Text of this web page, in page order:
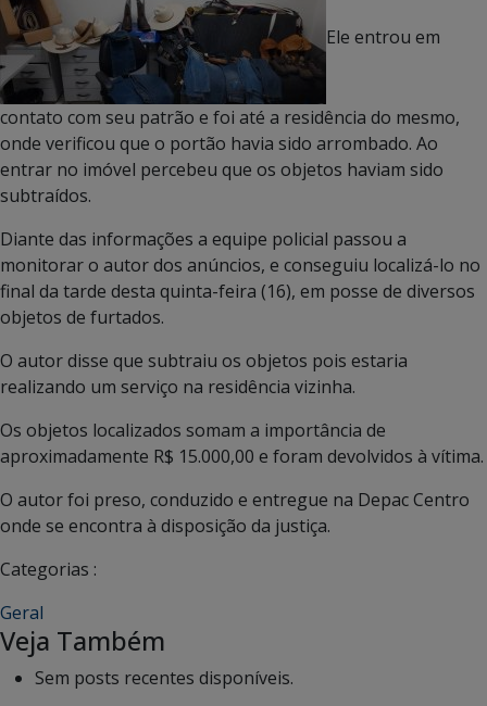
Ele entrou em
contato com seu patrão e foi até a residência do mesmo,
onde verificou que o portão havia sido arrombado. Ao
entrar no imóvel percebeu que os objetos haviam sido
subtraídos.
Diante das informações a equipe policial passou a
monitorar o autor dos anúncios, e conseguiu localizá-lo no
final da tarde desta quinta-feira (16), em posse de diversos
objetos de furtados.
O autor disse que subtraiu os objetos pois estaria
realizando um serviço na residência vizinha.
Os objetos localizados somam a importância de
aproximadamente R$ 15.000,00 e foram devolvidos à vítima.
O autor foi preso, conduzido e entregue na Depac Centro
onde se encontra à disposição da justiça.
Categorias :
Geral
Veja Também
Sem posts recentes disponíveis.